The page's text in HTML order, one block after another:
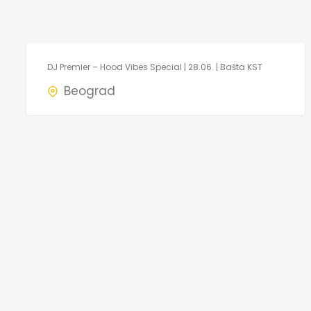
DJ Premier – Hood Vibes Special | 28.06. | Bašta KST
Beograd